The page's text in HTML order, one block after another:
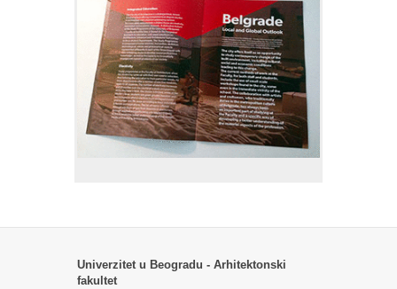
Univerzitet u Beogradu - Arhitektonski
fakultet